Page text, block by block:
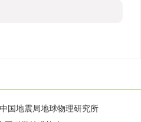
国地震局地球物理研究所